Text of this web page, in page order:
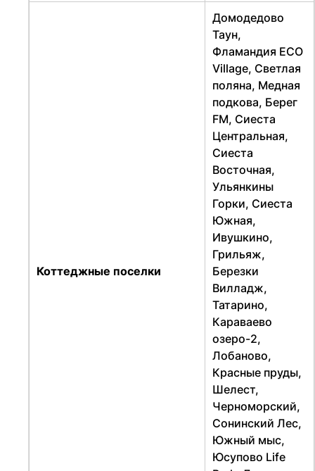
Коттеджные поселки
Домодедово
Таун,
Фламандия ECO
Village, Светлая
поляна, Медная
подкова, Берег
FM, Сиеста
Центральная,
Сиеста
Восточная,
Ульянкины
Горки, Сиеста
Южная,
Ивушкино,
Грильяж,
Березки
Вилладж,
Татарино,
Караваево
озеро-2,
Лобаново,
Красные пруды,
Шелест,
Черноморский,
Сонинский Лес,
Южный мыс,
Юсупово Life